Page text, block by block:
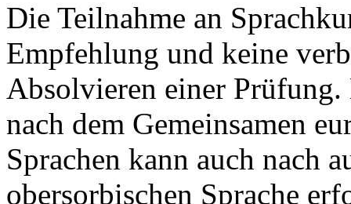
Die Teilnahme an
Empfehlung und keine
Absolvieren einer Prüfung.
nach dem Gemeinsamen
Sprachen kann auch nach
obersorbischen Sprache